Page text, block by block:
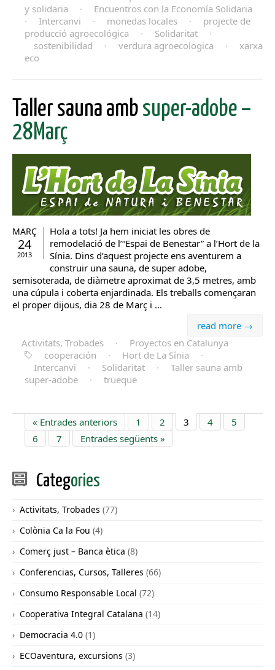
y solidaria
·
Encuentros con la Economía Solidaria
·
Intercanvi · monedas locales ·
projecte de
producció agroecológica
· Solidaritat
·
sostenibilidad
· verdura agroecologica ·
xarxa
eco
Taller sauna amb super-adobe –
28Març
MARÇ
24
2013
Hola a tots! Ja hem iniciat les obres de
remodelació de l’“Espai de Benestar” a l’Hort de la
Sínia. Dins d’aquest projecte ens aventurem a
construir una sauna, de super adobe,
semisoterada, de diàmetre aproximat de 3,5 metres, amb
una cúpula i coberta enjardinada. Els treballs començaran
el proper dijous, dia 28 de Març i ...
read more →
Activitats, Trobades
·
Proyectos en Catalunya
cooperación
· Hort de La Sínia
·
Intercanvi
· Solidaritat ·
Taller sauna amb
super-adobe
· trueque
« Entrades anteriors 1 2 3 4
5
6
7 Entrades següents »
Categories
Activitats, Trobades (77)
Colònia Ca la Fou (4)
Comerç just – Banca ètica (8)
Conferencias, Cursos, Talleres (66)
Consumo Responsable Local (72)
Cooperativa Integral Catalana (14)
Democracia 4.0 (1)
ECOaventura, excursions (3)